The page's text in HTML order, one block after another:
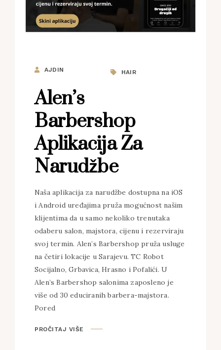
AJDIN HAIR
Alen’s
Barbershop
Aplikacija Za
Narudžbe
Naša aplikacija za narudžbe dostupna na iOS
i Android uređajima pruža mogućnost našim
klijentima da u samo nekoliko trenutaka
odaberu salon, majstora, cijenu i rezerviraju
svoj termin. Alen’s Barbershop pruža usluge
na četiri lokacije u Sarajevu. TC Robot
Socijalno, Grbavica, Hrasno i Pofalići. U
Alen’s Barbershop salonima zaposleno je
više od 30 educiranih barbera-majstora.
Pored
PROČITAJ VIŠE